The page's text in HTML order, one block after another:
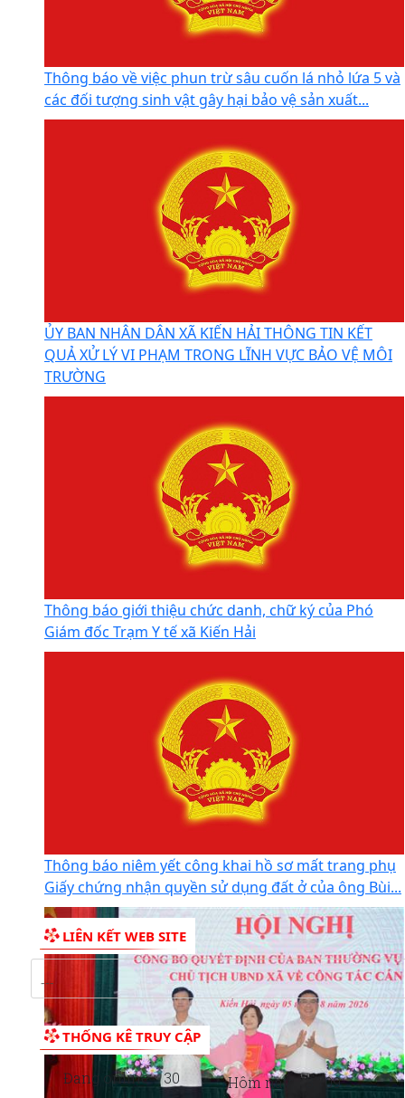
Thông báo về việc phun trừ sâu cuốn lá nhỏ lứa 5 và
các đối tượng sinh vật gây hại bảo vệ sản xuất...
ỦY BAN NHÂN DÂN XÃ KIẾN HẢI THÔNG TIN KẾT
QUẢ XỬ LÝ VI PHẠM TRONG LĨNH VỰC BẢO VỆ MÔI
Thông báo giới thiệu chức danh, chữ ký của Phó
Giám đốc Trạm Y tế xã Kiến Hải
Thông báo niêm yết công khai hồ sơ mất trang phụ
Giấy chứng nhận quyền sử dụng đất ở của ông Bùi...
LIÊN KẾT WEB SITE